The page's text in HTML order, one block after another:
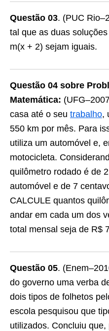
Questão 03. (PUC
tal que as duas
m(x + 2) sejam iguais.
Questão 04 sobre
Matemática:
casa até o seu trabalho,
550 km por mês. Para
utiliza um automóvel e,
motocicleta.
quilômetro rodado é de
automóvel e de 7
CALCULE quantos
andar em cada um dos
total mensal seja de R$
Questão 05.
do governo uma verba
dois tipos de folhetos
escola pesquisou que
utilizados. Concluiu